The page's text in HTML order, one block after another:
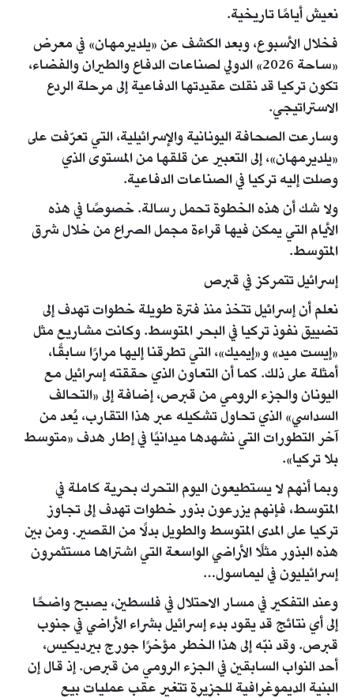
نعيش أيامًا تاريخية.
فخلال الأسبوع، وبعد الكشف عن «يلديرمهان» في معرض
«ساحة 2026» الدولي لصناعات الدفاع والطيران والفضاء،
تكون تركيا قد نقلت عقيدتها الدفاعية إلى مرحلة الردع
الاستراتيجي.
وسارعت الصحافة اليونانية والإسرائيلية، التي تعرّفت على
«يلديرمهان»، إلى التعبير عن قلقها من المستوى الذي
وصلت إليه تركيا في الصناعات الدفاعية.
ولا شك أن هذه الخطوة تحمل رسالة. خصوصًا في هذه
الأيام التي يمكن فيها قراءة مجمل الصراع من خلال شرق
المتوسط.
إسرائيل تتمركز في قبرص
نعلم أن إسرائيل تتخذ منذ فترة طويلة خطوات تهدف إلى
تضييق نفوذ تركيا في البحر المتوسط. وكانت مشاريع مثل
«إيست ميد» و«إيميك»، التي تطرقنا إليها مرارًا سابقًا،
أمثلة على ذلك. كما أن التعاون الذي حققته إسرائيل مع
اليونان والجزء الرومي من قبرص، إضافة إلى «التحالف
السداسي» الذي تحاول تشكيله عبر هذا التقارب، يُعد من
آخر التطورات التي نشهدها ميدانيًا في إطار هدف «متوسط
بلا تركيا».
وبما أنهم لا يستطيعون اليوم التحرك بحرية كاملة في
المتوسط، فإنهم يزرعون بذور خطوات تهدف إلى تجاوز
تركيا على المدى المتوسط والطويل بدلًا من القصير. ومن بين
هذه البذور مثلًا الأراضي الواسعة التي اشتراها مستثمرون
إسرائيليون في ليماسول…
وعند التفكير في مسار الاحتلال في فلسطين، يصبح واضحًا
إلى أي نتائج قد يقود بدء إسرائيل بشراء الأراضي في جنوب
قبرص. وقد نبّه إلى هذا الخطر مؤخرًا جورج بيرديكيس،
أحد النواب السابقين في الجزء الرومي من قبرص. إذ قال إن
البنية الديموغرافية للجزيرة تتغير عقب عمليات بيع